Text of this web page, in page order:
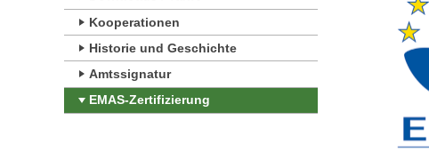
Kooperationen
Historie und Geschichte
Amtssignatur
EMAS-Zertifizierung